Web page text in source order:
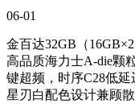
06-01
金百达32GB（
高品质海力士A-die颗
键超频，时序C28低
星刃白配色设计兼顾